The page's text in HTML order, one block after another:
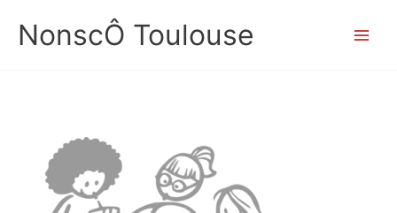
contenu
NonscÔ Toulouse